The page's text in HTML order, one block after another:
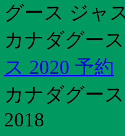
グース ジャ
カナダグー
ス 2020 予約
カナダグー
2018